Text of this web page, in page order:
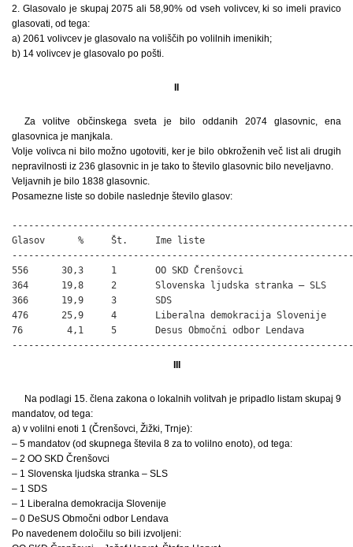
2. Glasovalo je skupaj 2075 ali 58,90% od vseh volivcev, ki so imeli pravico
glasovati, od tega:
a) 2061 volivcev je glasovalo na voliščih po volilnih imenikih;
b) 14 volivcev je glasovalo po pošti.
II
Za volitve občinskega sveta je bilo oddanih 2074 glasovnic, ena
glasovnica je manjkala.
Volje volivca ni bilo možno ugotoviti, ker je bilo obkroženih več list ali drugih
nepravilnosti iz 236 glasovnic in je tako to število glasovnic bilo neveljavno.
Veljavnih je bilo 1838 glasovnic.
Posamezne liste so dobile naslednje število glasov:
Glasov      %     Št.     Ime liste
556      30,3     1       OO SKD Črenšovci
364      19,8     2       Slovenska ljudska stranka – SLS
366      19,9     3       SDS
476      25,9     4       Liberalna demokracija Slovenije
76        4,1     5       Desus Območni odbor Lendava
III
Na podlagi 15. člena zakona o lokalnih volitvah je pripadlo listam skupaj 9
mandatov, od tega:
a) v volilni enoti 1 (Črenšovci, Žižki, Trnje):
– 5 mandatov (od skupnega števila 8 za to volilno enoto), od tega:
– 2 OO SKD Črenšovci
– 1 Slovenska ljudska stranka – SLS
– 1 SDS
– 1 Liberalna demokracija Slovenije
– 0 DeSUS Območni odbor Lendava
Po navedenem določilu so bili izvoljeni: